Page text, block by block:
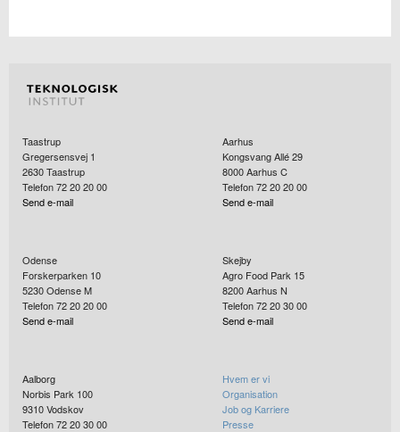
Taastrup
Gregersensvej 1
2630Taastrup
Telefon 72 20 20 00
Send e-mail
Aarhus
Kongsvang Allé 29
8000Aarhus C
Telefon 72 20 20 00
Send e-mail
Odense
Forskerparken 10
5230Odense M
Telefon 72 20 20 00
Send e-mail
Skejby
Agro Food Park 15
8200Aarhus N
Telefon 72 20 30 00
Send e-mail
Aalborg
Norbis Park 100
9310Vodskov
Telefon 72 20 30 00
Hvem er vi
Organisation
Job og Karriere
Presse